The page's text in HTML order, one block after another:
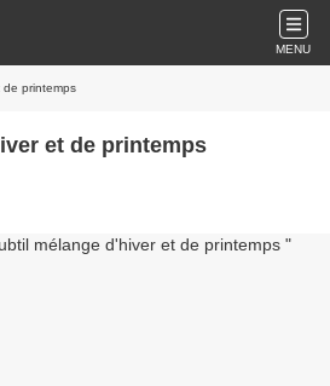
MENU
printemps
et de printemps